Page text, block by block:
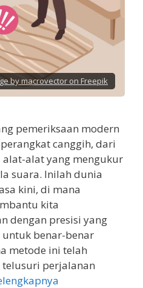
by macrovector on Freepik
pemeriksaan modern
canggih, dari
alat yang mengukur
suara. Inilah dunia
kini, di mana
kita
dengan presisi yang
benar-benar
metode ini telah
perjalanan